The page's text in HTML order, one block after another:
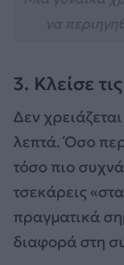
3. Κλείσε
Δεν
λεπτά. Όσο
τόσο πιο
τσεκάρεις
πραγματικά
διαφορά στη